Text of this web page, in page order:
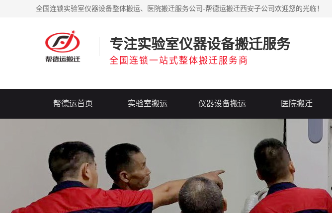
全国连锁实验室仪器设备整体搬运、医院搬迁服务公司-帮德运搬迁西安子公司欢迎您的光临！
专注实验室仪器设备搬迁服务
全国连锁一站式整体搬迁服务商
帮德运首页 实验室搬运 仪器设备搬运 医院搬迁